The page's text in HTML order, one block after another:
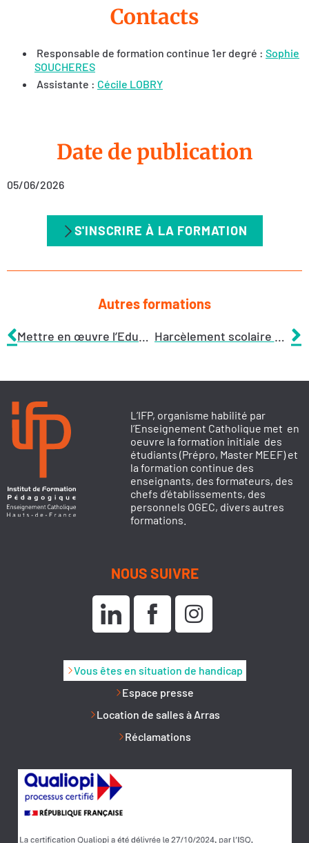
Contacts
Responsable de formation continue 1er degré : Sophie
SOUCHERES
Assistante : Cécile LOBRY
Date de publication
05/06/2026
S'INSCRIRE À LA FORMATION
Autres formations
L’IFP, organisme habilité par
l’Enseignement Catholique met en
oeuvre la formation initiale des
étudiants (Prépro, Master MEEF) et
la formation continue des
enseignants, des formateurs, des
chefs d’établissements, des
personnels OGEC, divers autres
formations.
NOUS SUIVRE
Vous êtes en situation de handicap
Espace presse
Location de salles à Arras
Réclamations